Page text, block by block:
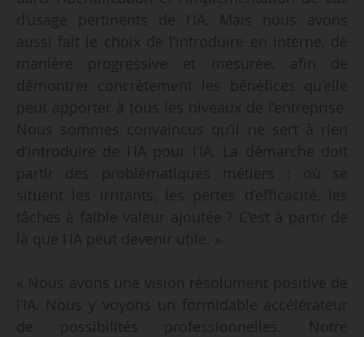
d’usage pertinents de l’IA. Mais nous avons
aussi fait le choix de l’introduire en interne, de
manière progressive et mesurée, afin de
démontrer concrètement les bénéfices qu’elle
peut apporter à tous les niveaux de l’entreprise.
Nous sommes convaincus qu’il ne sert à rien
d’introduire de l’IA pour l’IA. La démarche doit
partir des problématiques métiers : où se
situent les irritants, les pertes d’efficacité, les
tâches à faible valeur ajoutée ? C’est à partir de
là que l’IA peut devenir utile. »
« Nous avons une vision résolument positive de
l’IA. Nous y voyons un formidable accélérateur
de possibilités professionnelles. Notre